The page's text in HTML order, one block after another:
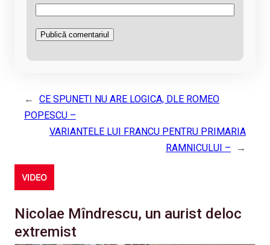
←
CE SPUNETI NU ARE LOGICA, DLE ROMEO
POPESCU –
VARIANTELE LUI FRANCU PENTRU PRIMARIA
RAMNICULUI –
→
VIDEO
Nicolae Mîndrescu, un aurist deloc
extremist